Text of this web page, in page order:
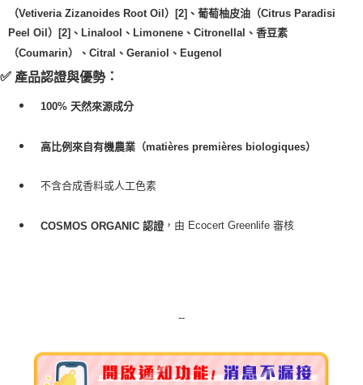
（Vetiveria Zizanoides Root Oil）[2]、葡萄柚皮油（Citrus Paradisi
Peel Oil）[2]、Linalool、Limonene、Citronellal、香豆素
（Coumarin）、Citral、Geraniol、Eugenol
✅ 產品認證與優勢：
100% 天然來源成分
高比例來自有機農業（matières premières biologiques）
不含合成香料或人工色素
COSMOS ORGANIC 認證，由 Ecocert Greenlife 審核
--